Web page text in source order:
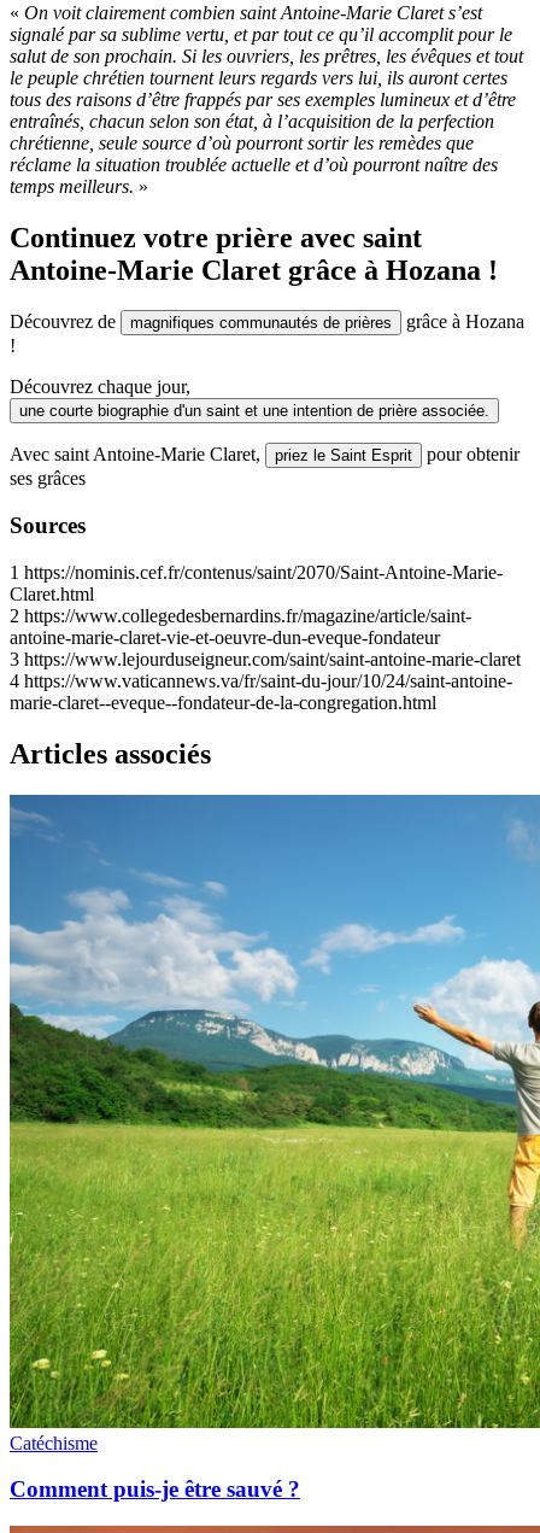
« On voit clairement combien saint Antoine-Marie Claret s’est
signalé par sa sublime vertu, et par tout ce qu’il accomplit pour le
salut de son prochain. Si les ouvriers, les prêtres, les évêques et tout
le peuple chrétien tournent leurs regards vers lui, ils auront certes
tous des raisons d’être frappés par ses exemples lumineux et d’être
entraînés, chacun selon son état, à l’acquisition de la perfection
chrétienne, seule source d’où pourront sortir les remèdes que
réclame la situation troublée actuelle et d’où pourront naître des
temps meilleurs. »
Continuez votre prière avec saint
Antoine-Marie Claret grâce à Hozana !
Découvrez de magnifiques communautés de prières
grâce à Hozana
!
Découvrez chaque jour,
une courte biographie d'un saint et une intention de prière associée.
Avec saint Antoine-Marie Claret, priez le Saint Esprit
pour obtenir
ses grâces
Sources
1 https://nominis.cef.fr/contenus/saint/2070/Saint-Antoine-Marie-
Claret.html
2 https://www.collegedesbernardins.fr/magazine/article/saint-
antoine-marie-claret-vie-et-oeuvre-dun-eveque-fondateur
3 https://www.lejourduseigneur.com/saint/saint-antoine-marie-claret
4 https://www.vaticannews.va/fr/saint-du-jour/10/24/saint-antoine-
marie-claret--eveque--fondateur-de-la-congregation.html
Articles associés
Catéchisme
Comment puis-je être sauvé ?